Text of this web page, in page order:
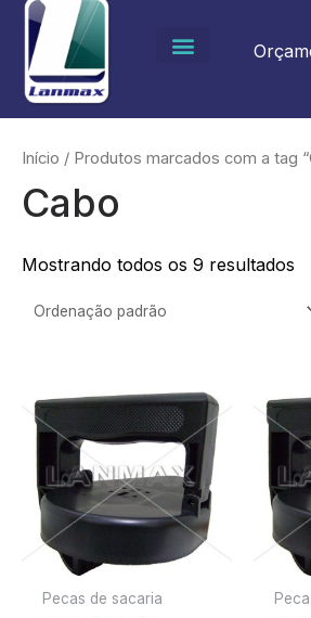
para
conteúdo
Início / Produtos marcados com a tag
Cabo
Mostrando todos os 9 resultados
Pecas de sacaria